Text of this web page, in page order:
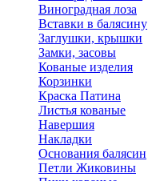
Виноградная лоза
Вставки в балясину
Заглушки, крышки
Замки, засовы
Кованые изделия
Корзинки
Краска Патина
Листья кованые
Навершия
Накладки
Основания балясин
Петли Жиковины